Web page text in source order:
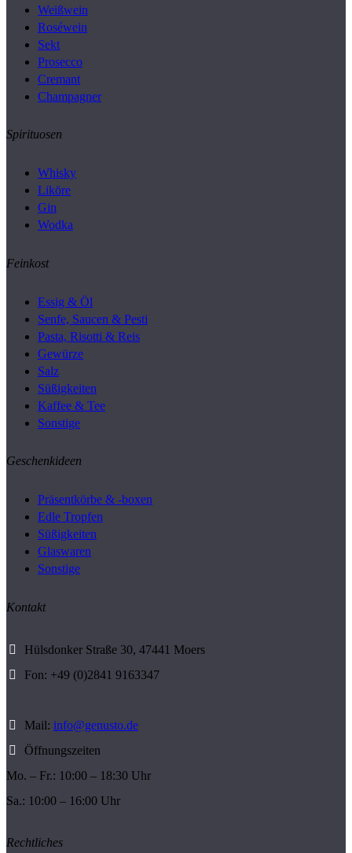
Weißwein
Roséwein
Sekt
Prosecco
Cremant
Champagner
Spirituosen
Whisky
Liköre
Gin
Wodka
Feinkost
Essig & Öl
Senfe, Saucen & Pesti
Pasta, Risotti & Reis
Gewürze
Salz
Süßigkeiten
Kaffee & Tee
Sonstige
Geschenkideen
Präsentkörbe & -boxen
Edle Tropfen
Süßigkeiten
Glaswaren
Sonstige
Kontakt
Hülsdonker Straße 30, 47441 Moers
Fon: +49 (0)2841 9163347
Mail: info@genusto.de
Öffnungszeiten
Mo. – Fr.: 10:00 – 18:30 Uhr
Sa.: 10:00 – 16:00 Uhr
Rechtliches